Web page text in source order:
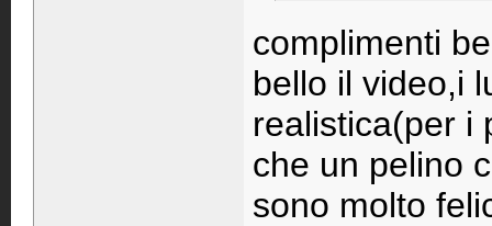
complimenti
bello il video,i
realistica(per i
che un pelino
sono molto